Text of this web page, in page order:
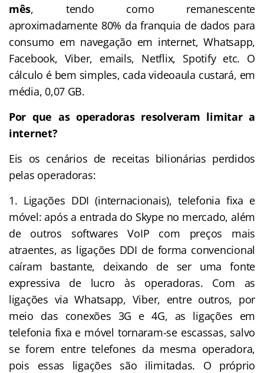
mês, tendo como remanescente
aproximadamente 80% da franquia de dados para
consumo em navegação em internet, Whatsapp,
Facebook, Viber, emails, Netflix, Spotify etc. O
cálculo é bem simples, cada videoaula custará, em
média, 0,07 GB.
Por que as operadoras resolveram limitar a
internet?
Eis os cenários de receitas bilionárias perdidos
pelas operadoras:
Ligações DDI (internacionais), telefonia fixa e
móvel: após a entrada do Skype no mercado, além
de outros softwares VoIP com preços mais
atraentes, as ligações DDI de forma convencional
caíram bastante, deixando de ser uma fonte
expressiva de lucro às operadoras. Com as
ligações via Whatsapp, Viber, entre outros, por
meio das conexões 3G e 4G, as ligações em
telefonia fixa e móvel tornaram-se escassas, salvo
se forem entre telefones da mesma operadora,
pois essas ligações são ilimitadas. O próprio